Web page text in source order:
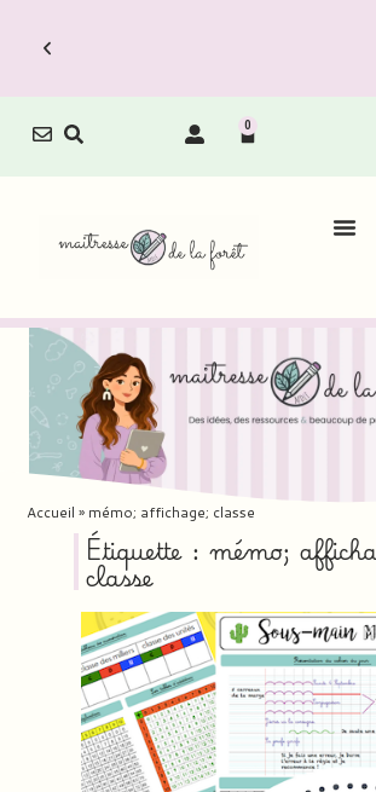
Le Carnet de Direction est
0
Accueil » mémo; affichage; classe
Étiquette : mémo;
classe